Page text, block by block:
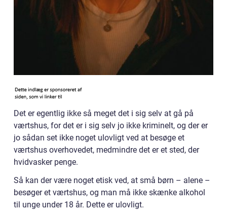
Det er egentlig ikke så meget det i sig selv at gå på
værtshus, for det er i sig selv jo ikke kriminelt, og der er
jo sådan set ikke noget ulovligt ved at besøge et
værtshus overhovedet, medmindre det er et sted, der
hvidvasker penge.
Så kan der være noget etisk ved, at små børn – alene –
besøger et værtshus, og man må ikke skænke alkohol
til unge under 18 år. Dette er ulovligt.